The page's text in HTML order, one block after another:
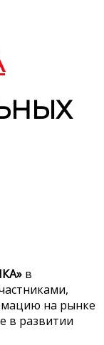
в
на рынке
в развитии